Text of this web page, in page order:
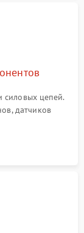
силовых цепей.
датчиков
износа
гидросистемы